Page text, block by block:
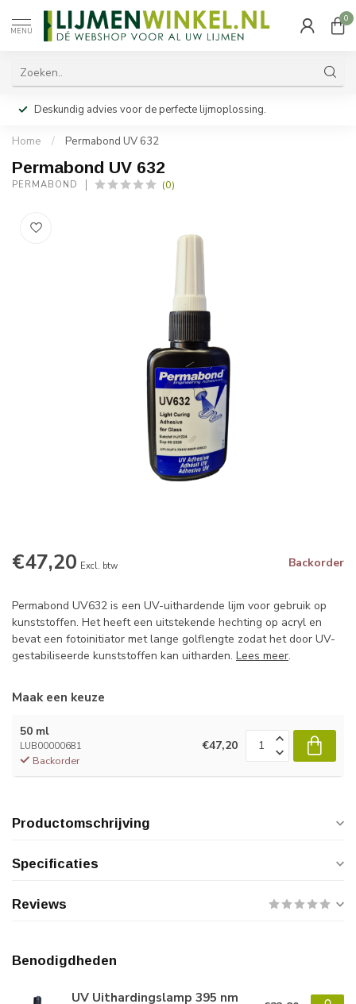
MENU
0
Deskundig advies voor de perfecte lijmoplossing.
Home / Permabond UV 632
Permabond UV 632
PERMABOND (0)
€47,20 Excl. btw Backorder
Permabond UV632 is een UV-uithardende lijm voor gebruik op
kunststoffen. Het heeft een uitstekende hechting op acryl en
bevat een fotoinitiator met lange golflengte zodat het door UV-
gestabiliseerde kunststoffen kan uitharden. Lees meer.
Maak een keuze
50 ml
LUB00000681
Backorder
€47,20
Productomschrijving
Specificaties
Reviews
Benodigdheden
UV Uithardingslamp 395 nm